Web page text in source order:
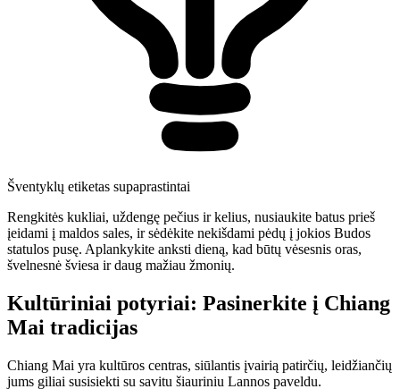
Šventyklų etiketas supaprastintai
Rengkitės kukliai, uždengę pečius ir kelius, nusiaukite batus prieš
įeidami į maldos sales, ir sėdėkite nekišdami pėdų į jokios Budos
statulos pusę. Aplankykite anksti dieną, kad būtų vėsesnis oras,
švelnesnė šviesa ir daug mažiau žmonių.
Kultūriniai potyriai: Pasinerkite į Chiang
Mai tradicijas
Chiang Mai yra kultūros centras, siūlantis įvairią patirčių, leidžiančių
jums giliai susisiekti su savitu šiauriniu Lannos paveldu.